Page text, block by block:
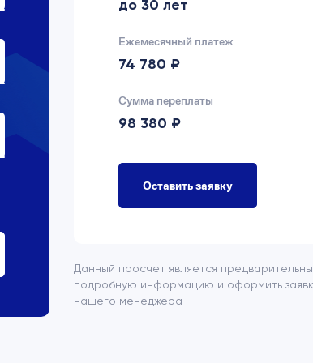
до 30 лет
Ежемесячный платеж
74 780 ₽
Сумма переплаты
98 380 ₽
Оставить заявку
Данный просчет является
подробную информацию и оформить
нашего менеджера